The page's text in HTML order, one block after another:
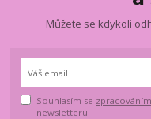
Můžete se kdykoli
Souhlasím se
newsletteru.